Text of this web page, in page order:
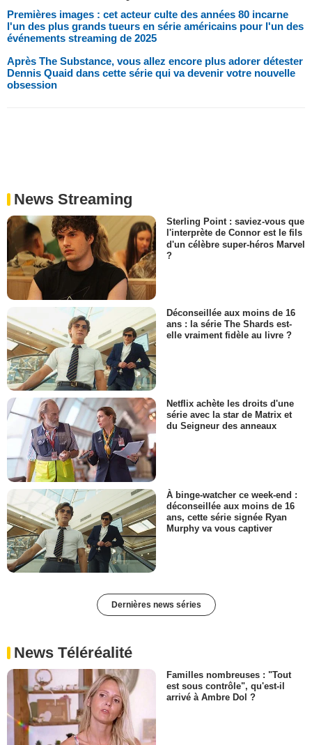
Premières images : cet acteur culte des années 80 incarne
l'un des plus grands tueurs en série américains pour l'un des
événements streaming de 2025
Après The Substance, vous allez encore plus adorer détester
Dennis Quaid dans cette série qui va devenir votre nouvelle
obsession
News Streaming
Sterling Point : saviez-vous que
l'interprète de Connor est le fils
d'un célèbre super-héros Marvel
?
Déconseillée aux moins de 16
ans : la série The Shards est-
elle vraiment fidèle au livre ?
Netflix achète les droits d'une
série avec la star de Matrix et
du Seigneur des anneaux
À binge-watcher ce week-end :
déconseillée aux moins de 16
ans, cette série signée Ryan
Murphy va vous captiver
Dernières news séries
News Téléréalité
Familles nombreuses : "Tout
est sous contrôle", qu'est-il
arrivé à Ambre Dol ?